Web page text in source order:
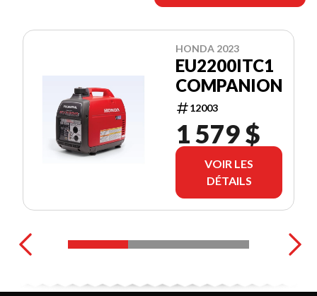
HONDA 2023
EU2200ITC1
COMPANION
12003
1 579 $
VOIR LES
DÉTAILS